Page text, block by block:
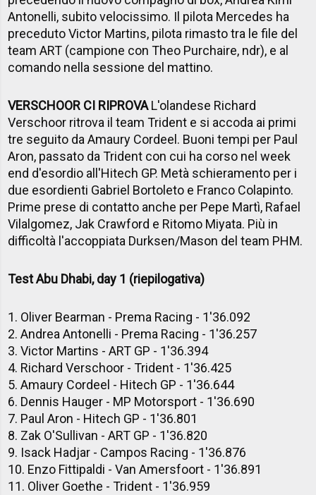
Antonelli, subito velocissimo. Il pilota Mercedes ha
preceduto Victor Martins, pilota rimasto tra le file del
team ART (campione con Theo Purchaire, ndr), e al
comando nella sessione del mattino.
VERSCHOOR CI RIPROVAL'olandese Richard
Verschoor ritrova il team Trident e si accoda ai primi
tre seguito da Amaury Cordeel. Buoni tempi per Paul
Aron, passato da Trident con cui ha corso nel week
end d'esordio all'Hitech GP. Metà schieramento per i
due esordienti Gabriel Bortoleto e Franco Colapinto.
Prime prese di contatto anche per Pepe Martì, Rafael
Vilalgomez, Jak Crawford e Ritomo Miyata. Più in
difficoltà l'accoppiata Durksen/Mason del team PHM.
Test Abu Dhabi, day 1 (riepilogativa)
1. Oliver Bearman - Prema Racing - 1'36.092
2. Andrea Antonelli - Prema Racing - 1'36.257
3. Victor Martins - ART GP - 1'36.394
4. Richard Verschoor - Trident - 1'36.425
5. Amaury Cordeel - Hitech GP - 1'36.644
6. Dennis Hauger - MP Motorsport - 1'36.690
7. Paul Aron - Hitech GP - 1'36.801
8. Zak O'Sullivan - ART GP - 1'36.820
9. Isack Hadjar - Campos Racing - 1'36.876
10. Enzo Fittipaldi - Van Amersfoort - 1'36.891
11. Oliver Goethe - Trident - 1'36.959